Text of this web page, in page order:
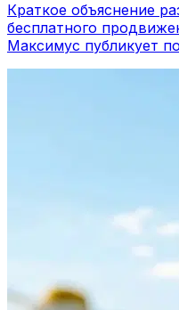
Краткое объяснение
бесплатного
Максимус публикует